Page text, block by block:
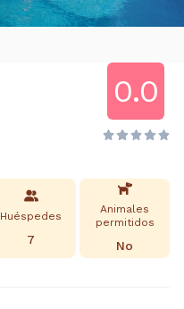
0.0
Huéspedes
7
Animales
permitidos
No